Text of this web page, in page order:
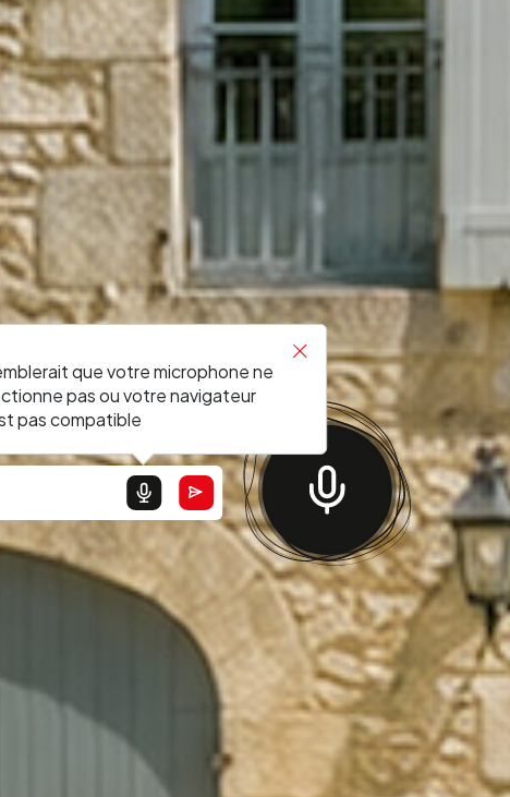
que votre microphone ne
pas ou votre navigateur
pas compatible